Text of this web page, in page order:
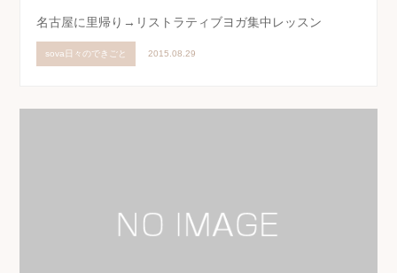
名古屋に里帰り→リストラティブヨガ集中レッスン
sova日々のできごと 2015.08.29